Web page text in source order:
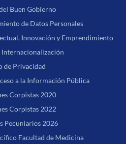
Buen Gobierno
de Datos Personales
Innovación y Emprendimiento
de Privacidad
a la Información Pública
Corpistas 2020
Corpistas 2022
Pecuniarios 2026
Facultad de Medicina